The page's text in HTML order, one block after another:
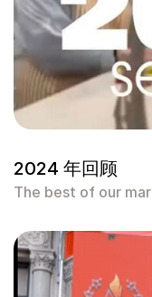
2024 年回顾
The best of our